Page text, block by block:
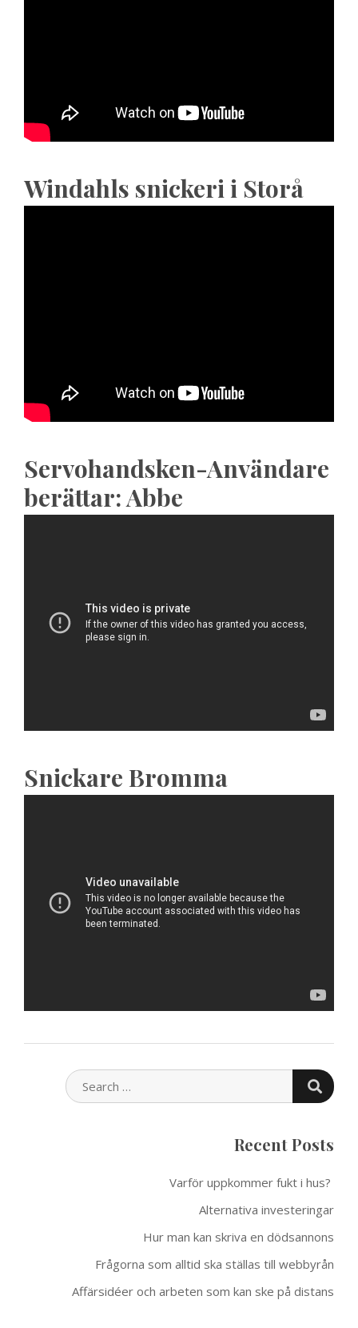
Windahls snickeri i Storå
Servohandsken-Användare
berättar: Abbe
Snickare Bromma
SEARCH
FOR:
Recent Posts
Varför uppkommer fukt i hus?
Alternativa investeringar
Hur man kan skriva en dödsannons
Frågorna som alltid ska ställas till webbyrån
Affärsidéer och arbeten som kan ske på distans